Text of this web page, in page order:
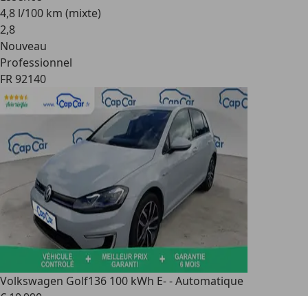
4,8 l/100 km (mixte)
2,8
Nouveau
Professionnel
FR 92140
Volkswagen Golf136 100 kWh E- - Automatique